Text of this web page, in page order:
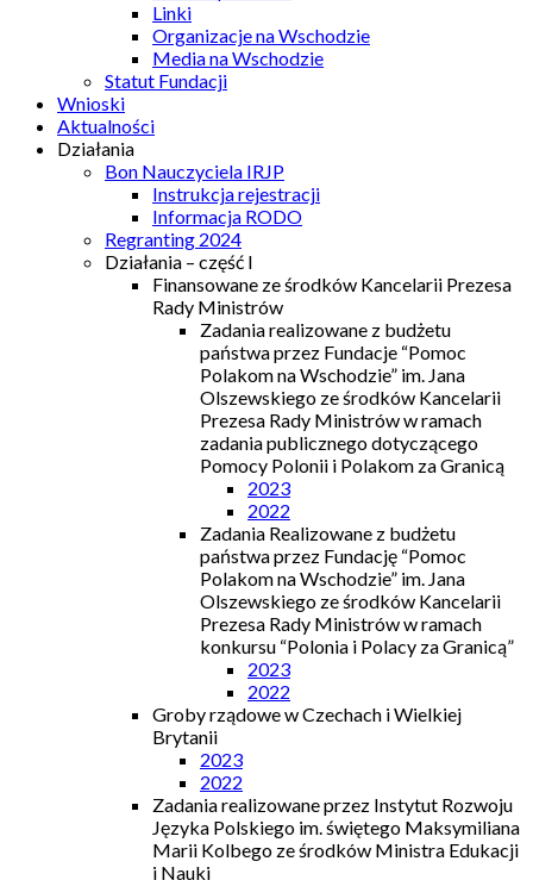
Linki
Organizacje na Wschodzie
Media na Wschodzie
Statut Fundacji
Wnioski
Aktualności
Działania
Bon Nauczyciela IRJP
Instrukcja rejestracji
Informacja RODO
Regranting 2024
Działania – część I
Finansowane ze środków Kancelarii Prezesa
Rady Ministrów
Zadania realizowane z budżetu
państwa przez Fundacje “Pomoc
Polakom na Wschodzie” im. Jana
Olszewskiego ze środków Kancelarii
Prezesa Rady Ministrów w ramach
zadania publicznego dotyczącego
Pomocy Polonii i Polakom za Granicą
2023
2022
Zadania Realizowane z budżetu
państwa przez Fundację “Pomoc
Polakom na Wschodzie” im. Jana
Olszewskiego ze środków Kancelarii
Prezesa Rady Ministrów w ramach
konkursu “Polonia i Polacy za Granicą”
2023
2022
Groby rządowe w Czechach i Wielkiej
Brytanii
2023
2022
Zadania realizowane przez Instytut Rozwoju
Języka Polskiego im. świętego Maksymiliana
Marii Kolbego ze środków Ministra Edukacji
i Nauki